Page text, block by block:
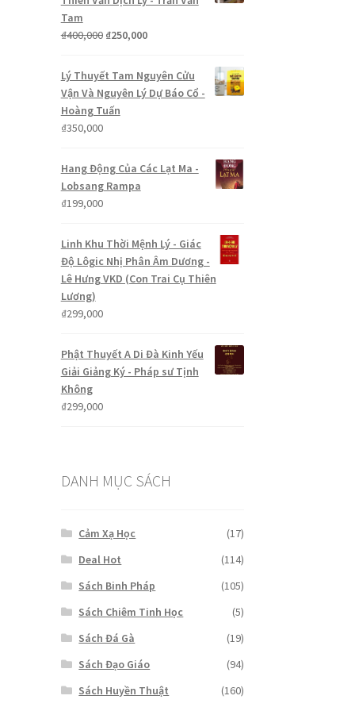
Tam
₫400,000 Giá
là:
₫400,000.
₫250,000Giá
là:
Lý Thuyết Tam Nguyên Cửu
Vận Và Nguyên Lý Dự Báo Cổ -
Hoàng Tuấn
₫350,000
Hang Động Của Các Lạt Ma -
Lobsang Rampa
₫199,000
Linh Khu Thời Mệnh Lý - Giác
Độ Lôgic Nhị Phân Âm Dương -
Lê Hưng VKD (Con Trai Cụ Thiên
Lương)
₫299,000
Phật Thuyết A Di Đà Kinh Yếu
Giải Giảng Ký - Pháp sư Tịnh
Không
₫299,000
DANH MỤC SÁCH
Cảm Xạ Học
(17)
Deal Hot
(114)
Sách Binh Pháp
(105)
Sách Chiêm Tinh Học
(5)
Sách Đá Gà
(19)
Sách Đạo Giáo
(94)
Sách Huyền Thuật
(160)